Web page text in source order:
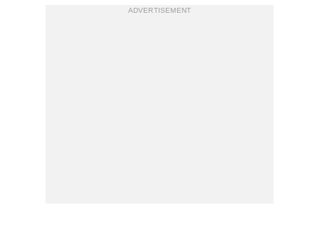
ADVERTISEMENT